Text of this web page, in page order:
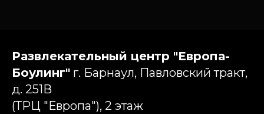
Развлекательный центр "Европа-
Боулинг" г. Барнаул, Павловский тракт,
д. 251В
(ТРЦ "Европа"), 2 этаж